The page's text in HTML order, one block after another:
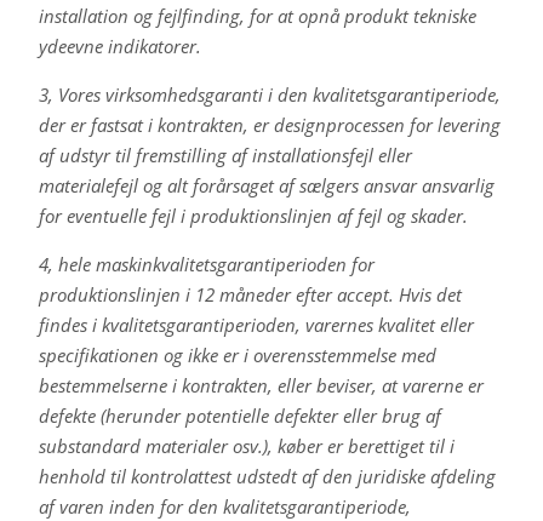
installation og fejlfinding, for at opnå produkt tekniske
ydeevne indikatorer.
3, Vores virksomhedsgaranti i den kvalitetsgarantiperiode,
der er fastsat i kontrakten, er designprocessen for levering
af udstyr til fremstilling af installationsfejl eller
materialefejl og alt forårsaget af sælgers ansvar ansvarlig
for eventuelle fejl i produktionslinjen af fejl og skader.
4, hele maskinkvalitetsgarantiperioden for
produktionslinjen i 12 måneder efter accept. Hvis det
findes i kvalitetsgarantiperioden, varernes kvalitet eller
specifikationen og ikke er i overensstemmelse med
bestemmelserne i kontrakten, eller beviser, at varerne er
defekte (herunder potentielle defekter eller brug af
substandard materialer osv.), køber er berettiget til i
henhold til kontrolattest udstedt af den juridiske afdeling
af varen inden for den kvalitetsgarantiperiode,